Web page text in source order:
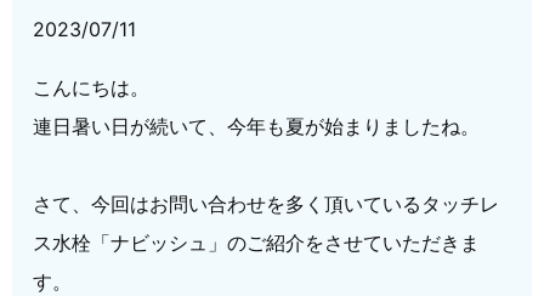
2023/07/11
こんにちは。
連日暑い日が続いて、今年も夏が始まりましたね。
さて、今回はお問い合わせを多く頂いているタッチレ
ス水栓「ナビッシュ」のご紹介をさせていただきま
す。